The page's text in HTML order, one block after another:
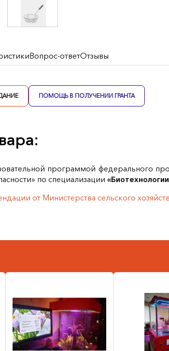
Вопрос-ответОтзывы
ПОМОЩЬ В ПОЛУЧЕНИИ ГРАНТА
программой федерального
по специализации
от Министерства сельского